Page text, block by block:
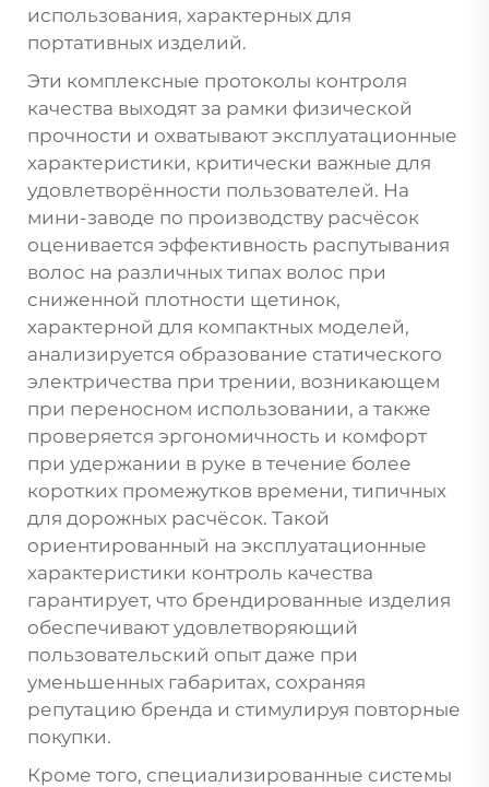
использования, характерных для
портативных изделий.
Эти комплексные протоколы контроля
качества выходят за рамки физической
прочности и охватывают эксплуатационные
характеристики, критически важные для
удовлетворённости пользователей. На
мини-заводе по производству расчёсок
оценивается эффективность распутывания
волос на различных типах волос при
сниженной плотности щетинок,
характерной для компактных моделей,
анализируется образование статического
электричества при трении, возникающем
при переносном использовании, а также
проверяется эргономичность и комфорт
при удержании в руке в течение более
коротких промежутков времени, типичных
для дорожных расчёсок. Такой
ориентированный на эксплуатационные
характеристики контроль качества
гарантирует, что брендированные изделия
обеспечивают удовлетворяющий
пользовательский опыт даже при
уменьшенных габаритах, сохраняя
репутацию бренда и стимулируя повторные
покупки.
Кроме того, специализированные системы